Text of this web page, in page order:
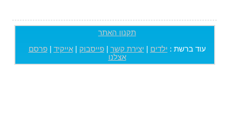
תקנון האתר
עוד ברשת : ילדים יצירת קשר |פייסבוק |אייקיד |פרסם
אצלנו